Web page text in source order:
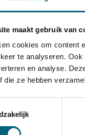
maakt gebruik van
cookies om content
te analyseren.
en analyse.
die ze hebben
x 670 mm (HxBxD)
432 mm (HxBxD)
legborden: 3
en 1 ankergat in